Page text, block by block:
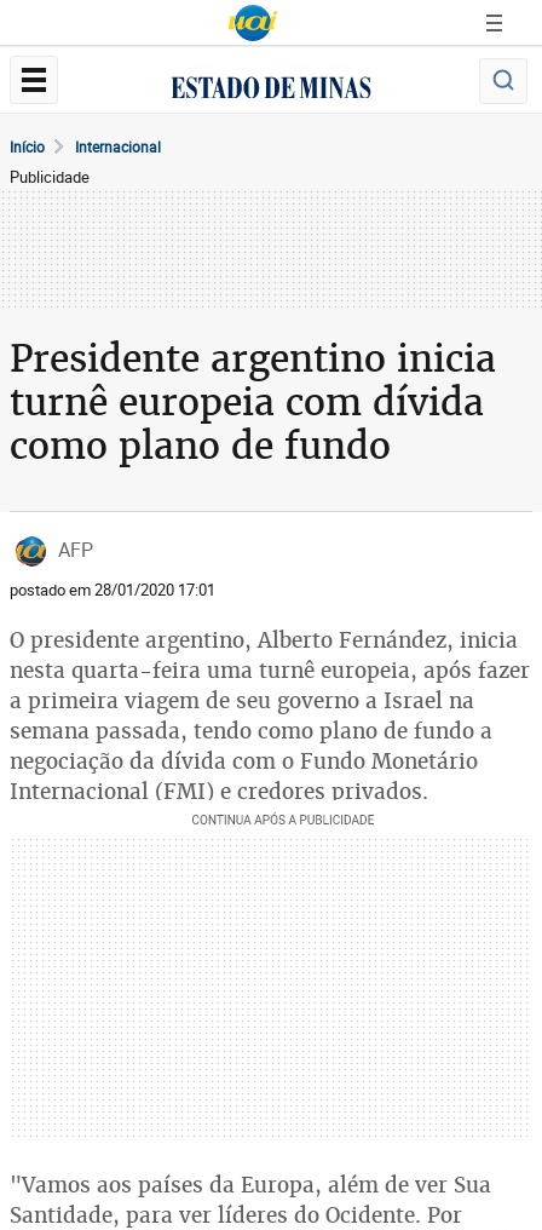
Início Internacional
Publicidade
Presidente argentino inicia
turnê europeia com dívida
como plano de fundo
AFP
postado em 28/01/2020 17:01
O presidente argentino, Alberto Fernández, inicia
nesta quarta-feira uma turnê europeia, após fazer
a primeira viagem de seu governo a Israel na
semana passada, tendo como plano de fundo a
negociação da dívida com o Fundo Monetário
Internacional (FMI) e credores privados.
"Vamos aos países da Europa, além de ver Sua
Santidade, para ver líderes do Ocidente. Por